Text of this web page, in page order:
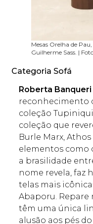
Mesas Orelha de
Guilherme Sass. |
Categoria Sofá
Roberta Banqueri
reconhecimento
coleção
coleção que
Burle Marx,
elementos como
a brasilidade
nome revela, faz
telas mais
Abaporu. Repare
têm uma única
alusão aos pés